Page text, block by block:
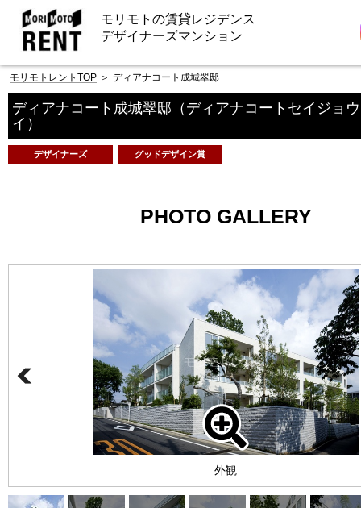
モリモトの賃貸レジデンス
デザイナーズマンション
モリモトレントTOP ＞ ディアナコート成城翠邸
ディアナコート成城翠邸 （ディアナコートセイジョ
イ）
デザイナーズ グッドデザイン賞
PHOTO GALLERY
外観